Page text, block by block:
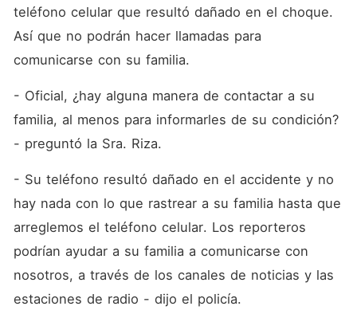
teléfono celular que resultó dañado en el choque.
Así que no podrán hacer llamadas para
comunicarse con su familia.
- Oficial, ¿hay alguna manera de contactar a su
familia, al menos para informarles de su condición?
- preguntó la Sra. Riza.
- Su teléfono resultó dañado en el accidente y no
hay nada con lo que rastrear a su familia hasta que
arreglemos el teléfono celular. Los reporteros
podrían ayudar a su familia a comunicarse con
nosotros, a través de los canales de noticias y las
estaciones de radio - dijo el policía.